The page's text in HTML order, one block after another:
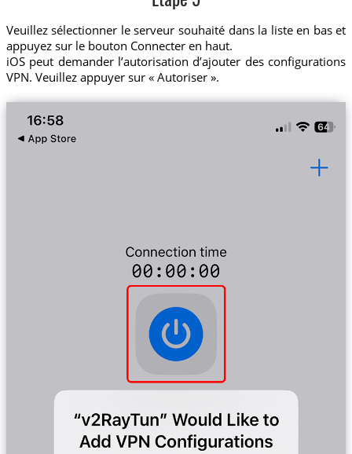
Veuillez sélectionner le serveur souhaité dans la liste en bas et
appuyez sur le bouton Connecter en haut.
iOS peut demander l’autorisation d’ajouter des configurations
VPN. Veuillez appuyer sur « Autoriser ».